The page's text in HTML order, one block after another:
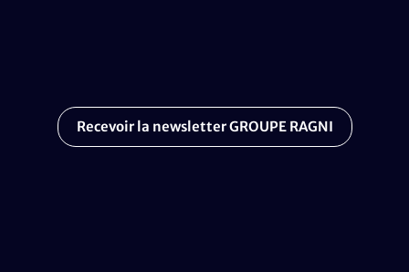
Recevoir la newsletter GROUPE RAGNI